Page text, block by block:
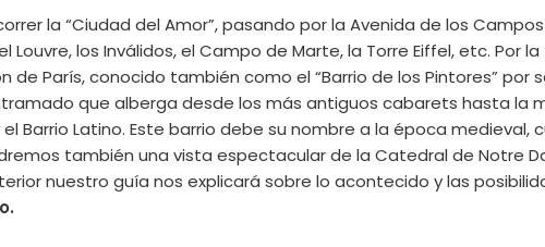
la “Ciudad del Amor”, pasando por la Avenida de los
Louvre, los Inválidos, el Campo de Marte, la Torre Eiffel, etc. Por
París, conocido también como el “Barrio de los Pintores” por
que alberga desde los más antiguos cabarets hasta la
Barrio Latino. Este barrio debe su nombre a la época
también una vista espectacular de la Catedral de Notre
nuestro guía nos explicará sobre lo acontecido y las